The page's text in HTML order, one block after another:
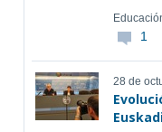
1
28 de